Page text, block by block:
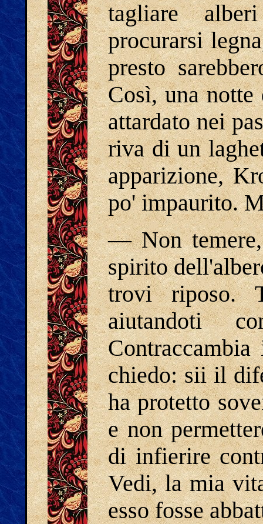
tagliare
procurarsi
presto
Così, una notte
attardato nei
riva di un
apparizione,
po' impaurito.
― Non
spirito
trovi riposo.
aiutandoti
chiedo: sii il
ha protetto
e non
di infierire
Vedi, la mia
esso fosse